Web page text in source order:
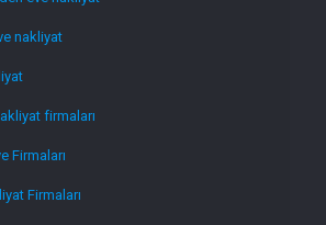
nakliyat
firmaları
Firmaları
Firmaları